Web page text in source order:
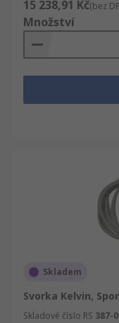
15 238,91 Kč(bez
Množství
Skladem
Svorka Kelvin,
Skladové číslo RS 387-